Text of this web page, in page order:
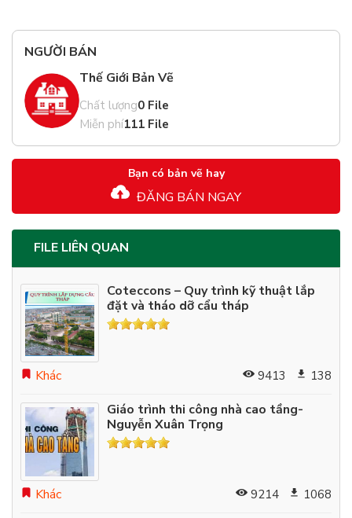
NGƯỜI BÁN
Thế Giới Bản Vẽ
Chất lượng0 File
Miễn phí111 File
Bạn có bản vẽ hay
ĐĂNG BÁN NGAY
FILE LIÊN QUAN
Coteccons – Quy trình kỹ thuật lắp
đặt và tháo dỡ cẩu tháp
Khác 9413 138
Giáo trình thi công nhà cao tầng-
Nguyễn Xuân Trọng
Khác 9214 1068